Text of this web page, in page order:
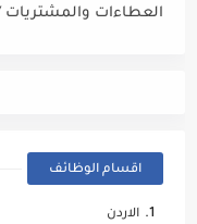
العطاءات
اقسام الوظائف
الاردن